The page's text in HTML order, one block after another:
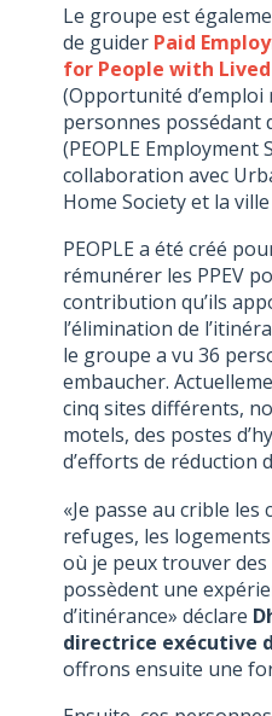
Le groupe est
de guider Paid
for People with
(Opportunité
personnes possédant
(PEOPLE Employment
collaboration avec
Home Society et la
PEOPLE a été créé
rémunérer les PPEV
contribution qu’ils
l’élimination de
le groupe a vu 36
embaucher.
cinq sites différents,
motels, des postes
d’efforts de réduction
«Je passe au crible les
refuges, les
où je peux trouver
possèdent une
d’itinérance» déclare
directrice exécutive
offrons ensuite une